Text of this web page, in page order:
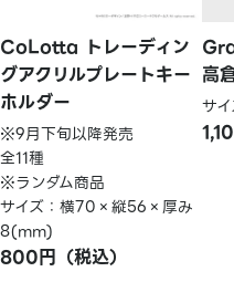
CoLotta トレーディン
グアクリルプレートキー
ホルダー
※9月下旬以降発売
全11種
※ランダム商品
サイズ：横70×縦56×厚み
8(mm)
800円（税込）
高
サ